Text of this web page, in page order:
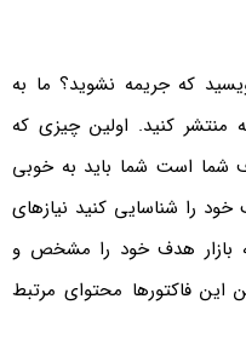
که جریمه نشوید؟ ما به
کنید. اولین چیزی که
شما است شما باید به خوبی
را شناسایی کنید نیازهای
بازار هدف خود را مشخص و
این فاکتورها محتوای مرتبط